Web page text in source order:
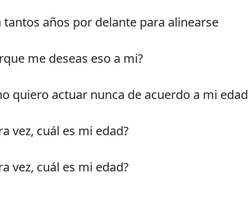
tantos años por delante para alinearse
me deseas eso a mi?
quiero actuar nunca de acuerdo a mi edad
vez, cuál es mi edad?
vez, cuál es mi edad?